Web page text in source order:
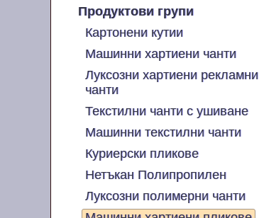
Продуктови групи
Картонени кутии
Машинни хартиени чанти
Луксозни хартиени рекламни
чанти
Текстилни чанти с ушиване
Машинни текстилни чанти
Куриерски пликове
Нетъкан Полипропилен
Луксозни полимерни чанти